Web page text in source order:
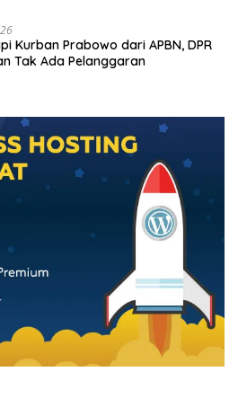
Kurban Prabowo dari APBN, DPR
Tak Ada Pelanggaran